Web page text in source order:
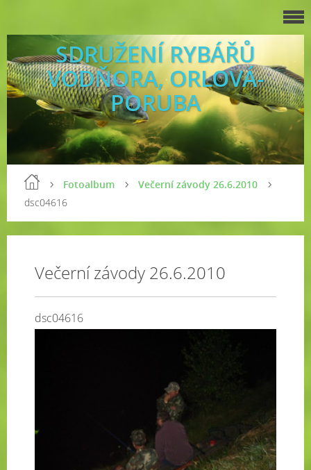
SDRUŽENÍ RYBÁŘŮ
VODŇORA, ORLOVÁ-
PORUBA
Fotoalbum
Večerní závody 26.6.2010
dsc04616
Večerní závody 26.6.2010
dsc04616